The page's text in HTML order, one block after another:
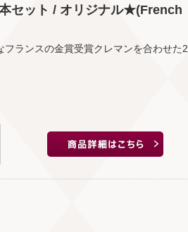
セット / オリジナル★(French
フランスの金賞受賞クレマンを合わせた2